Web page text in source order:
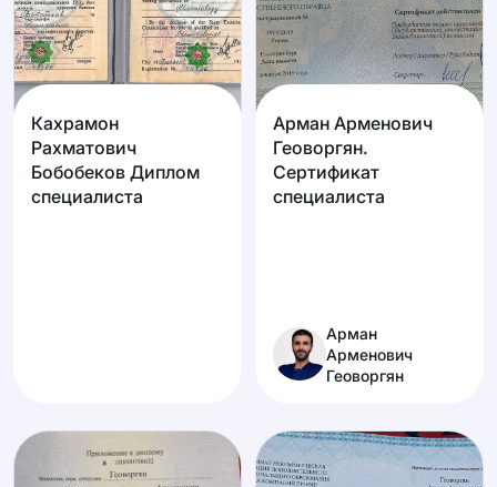
Кахрамон
Рахматович
Бобобеков Диплом
специалиста
Арман Арменович
Геоворгян.
Сертификат
специалиста
Арман
Арменович
Геоворгян